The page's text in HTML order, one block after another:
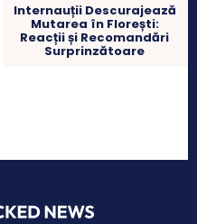
Internauții Descurajează
Mutarea în Florești:
Reacții și Recomandări
Surprinzătoare